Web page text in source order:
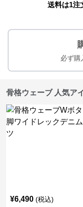
送料は1注
必ず購
骨格ウェーブ 人気ア
¥6,490 (税込)